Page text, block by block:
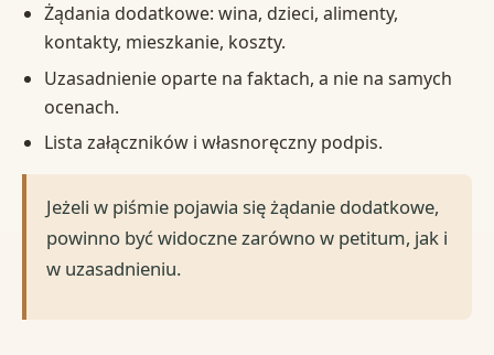
Żądania dodatkowe: wina, dzieci, alimenty,
kontakty, mieszkanie, koszty.
Uzasadnienie oparte na faktach, a nie na samych
ocenach.
Lista załączników i własnoręczny podpis.
Jeżeli w piśmie pojawia się żądanie dodatkowe,
powinno być widoczne zarówno w petitum, jak i
w uzasadnieniu.